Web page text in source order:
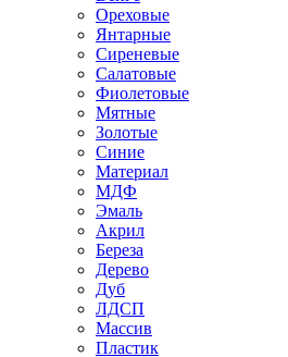
Ореховые
Янтарные
Сиреневые
Салатовые
Фиолетовые
Мятные
Золотые
Синие
Материал
МДФ
Эмаль
Акрил
Береза
Дерево
Дуб
ЛДСП
Массив
Пластик